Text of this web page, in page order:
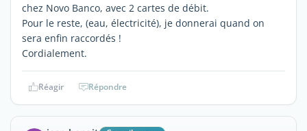
chez Novo Banco, avec 2 cartes de débit.
Pour le reste, (eau, électricité), je donnerai quand on
sera enfin raccordés !
Cordialement.
Réagir Répondre